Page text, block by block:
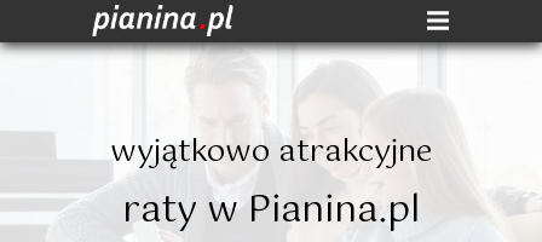
wyjątkowo atrakcyjne
raty w Pianina.pl